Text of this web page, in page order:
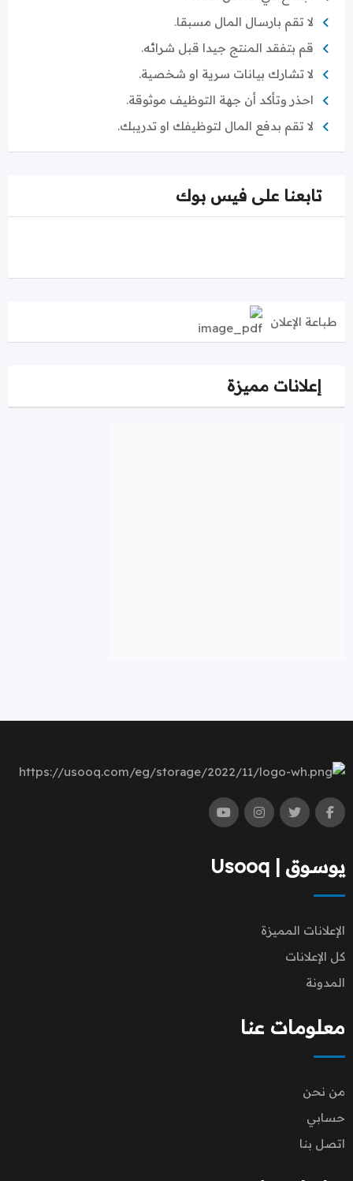
لا تقم بارسال المال مسبقا.
قم بتفقد المنتج جيدا قبل شرائه.
لا تشارك بيانات سرية او شخصية.
احذر وتأكد أن جهة التوظيف موثوقة.
لا تقم بدفع المال لتوظيفك او تدريبك.
تابعنا على فيس بوك
طباعة الإعلان
إعلانات مميزة
يوسوق | Usooq
الإعلانات المميزة
كل الإعلانات
المدونة
معلومات عنا
من نحن
حسابي
اتصل بنا